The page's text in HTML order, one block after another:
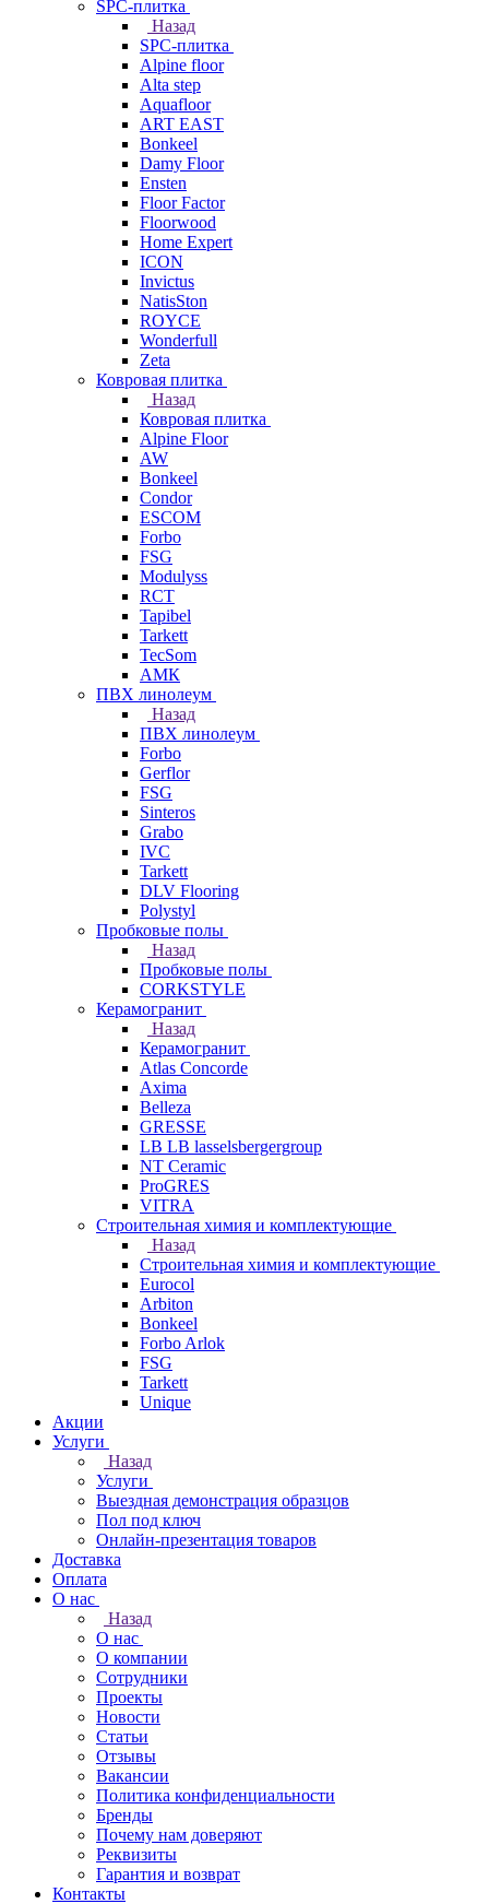
SPC-плитка
Назад
SPC-плитка
Alpine floor
Alta step
Aquafloor
ART EAST
Bonkeel
Damy Floor
Ensten
Floor Factor
Floorwood
Home Expert
ICON
Invictus
NatisSton
ROYCE
Wonderfull
Zeta
Ковровая плитка
Назад
Ковровая плитка
Alpine Floor
AW
Bonkeel
Condor
ESCOM
Forbo
FSG
Modulyss
RCT
Tapibel
Tarkett
TecSom
АМК
ПВХ линолеум
Назад
ПВХ линолеум
Forbo
Gerflor
FSG
Sinteros
Grabo
IVC
Tarkett
DLV Flooring
Polystyl
Пробковые полы
Назад
Пробковые полы
CORKSTYLE
Керамогранит
Назад
Керамогранит
Atlas Concorde
Axima
Belleza
GRESSE
LB LB lasselsbergergroup
NT Ceramic
ProGRES
VITRA
Строительная химия и комплектующие
Назад
Строительная химия и комплектующие
Eurocol
Arbiton
Bonkeel
Forbo Arlok
FSG
Tarkett
Unique
Акции
Услуги
Назад
Услуги
Выездная демонстрация образцов
Пол под ключ
Онлайн-презентация товаров
Доставка
Оплата
О нас
Назад
О нас
О компании
Сотрудники
Проекты
Новости
Статьи
Отзывы
Вакансии
Политика конфиденциальности
Бренды
Почему нам доверяют
Реквизиты
Гарантия и возврат
Контакты